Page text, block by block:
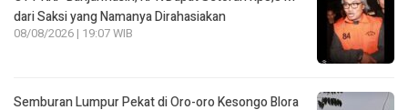
dari Saksi yang Namanya Dirahasiakan
08/08/2026 | 19:07 WIB
Semburan Lumpur Pekat di Oro-oro Kesongo Blora